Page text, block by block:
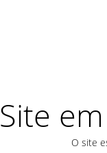
Site
O site